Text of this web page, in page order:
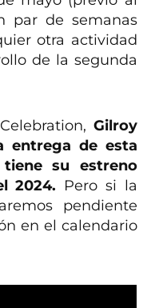
par de semanas
otra actividad
de la segunda
Gilroy
entrega de esta
su estreno
2024. Pero si la
pendiente
en el calendario